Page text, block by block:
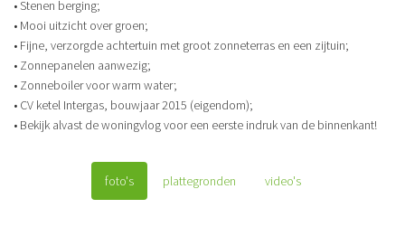
• Stenen berging;
• Mooi uitzicht over groen;
• Fijne, verzorgde achtertuin met groot zonneterras en een zijtuin;
• Zonnepanelen aanwezig;
• Zonneboiler voor warm water;
• CV ketel Intergas, bouwjaar 2015 (eigendom);
• Bekijk alvast de woningvlog voor een eerste indruk van de binnenkant!
foto's plattegronden video's